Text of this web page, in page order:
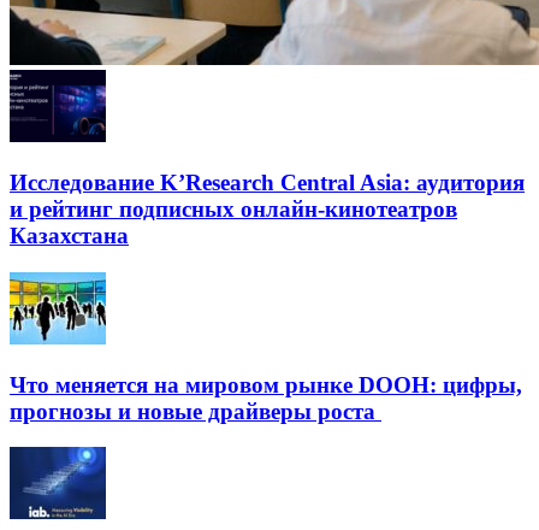
Исследование K’Research Central Asia: аудитория
и рейтинг подписных онлайн-кинотеатров
Казахстана
Что меняется на мировом рынке DOOH: цифры,
прогнозы и новые драйверы роста